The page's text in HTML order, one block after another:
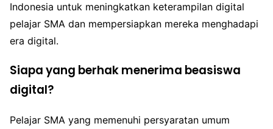
Indonesia untuk meningkatkan keterampilan digital
pelajar SMA dan mempersiapkan mereka menghadapi
era digital.
Siapa yang berhak menerima beasiswa
digital?
Pelajar SMA yang memenuhi persyaratan umum